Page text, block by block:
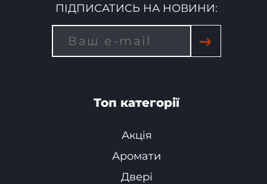
ПІДПИСАТИСЬ НА НОВИНИ:
→
Топ категорії
Акція
Аромати
Двері